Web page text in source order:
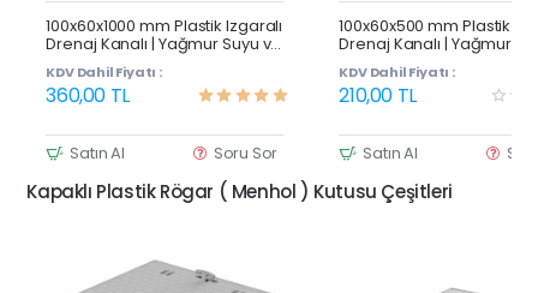
Çok Satan
100x60x1000 mm Plastik Izgaralı
Drenaj Kanalı | Yağmur Suyu ve
Havuz Kenarı Oluğu
KDV Dahil Fiyatı :
360,00 TL
Satın Al Soru Sor
100x60x500 mm Plastik
Drenaj Kanalı | Yağmur
Havuz Kenarı Oluğu
KDV Dahil Fiyatı :
210,00 TL
Satın Al
Kapaklı Plastik Rögar ( Menhol ) Kutusu Çeşitleri